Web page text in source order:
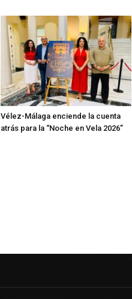
Vélez-Málaga enciende la cuenta
atrás para la “Noche en Vela 2026”